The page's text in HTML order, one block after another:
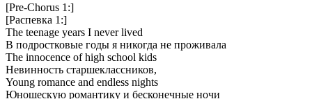
[Pre-Chorus 1:]
[Распевка 1:]
The teenage years I never lived
В подростковые годы я никогда не проживала
The innocence of high school kids
Невинность старшеклассников,
Young romance and endless nights
Юношескую романтику и бесконечные ночи